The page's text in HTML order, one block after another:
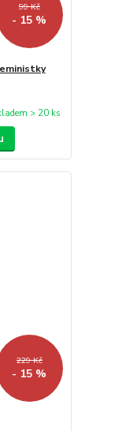
99 Kč
- 15 %
> 20 ks
229 Kč
- 15 %